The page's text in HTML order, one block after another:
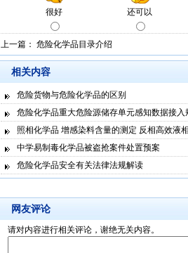
上一篇： 危险化学品目录介绍
相关内容
危险货物与危险化学品的区别
危险化学品重大危险源储存单元感知数据接入
照相化学品 增感染料含量的测定 反相高效液
中学易制毒化学品被盗抢案件处置预案
危险化学品安全有关法律法规解读
网友评论
请对内容进行相关评论，谢绝无关内容。